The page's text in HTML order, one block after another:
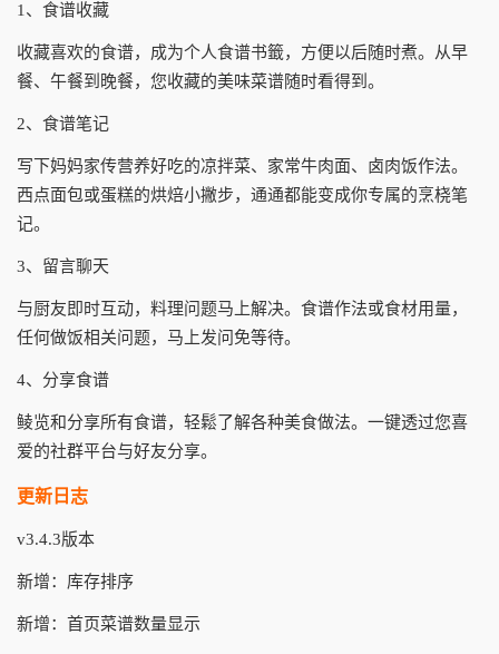
1、食谱收藏
收藏喜欢的食谱，成为个人食谱书籤，方便以后随时煮。从早
餐、午餐到晚餐，您收藏的美味菜谱随时看得到。
2、食谱笔记
写下妈妈家传营养好吃的凉拌菜、家常牛肉面、卤肉饭作法。
西点面包或蛋糕的烘焙小撇步，通通都能变成你专属的烹桡笔
记。
3、留言聊天
与厨友即时互动，料理问题马上解决。食谱作法或食材用量，
任何做饭相关问题，马上发问免等待。
4、分享食谱
鲮览和分享所有食谱，轻鬆了解各种美食做法。一键透过您喜
爱的社群平台与好友分享。
更新日志
v3.4.3版本
新增：库存排序
新增：首页菜谱数量显示